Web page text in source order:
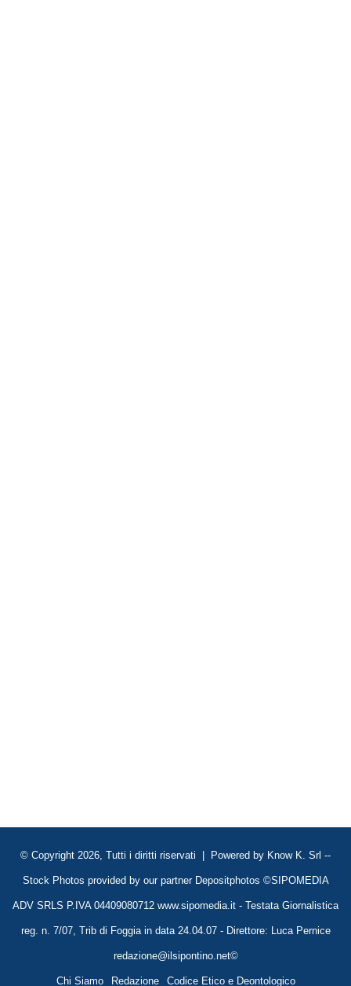
© Copyright 2026, Tutti i diritti riservati | Powered by Know K. Srl --
Stock Photos provided by our partner Depositphotos ©SIPOMEDIA
ADV SRLS P.IVA 04409080712 www.sipomedia.it - Testata Giornalistica
reg. n. 7/07, Trib di Foggia in data 24.04.07 - Direttore: Luca Pernice
redazione@ilsipontino.net©
Chi Siamo Redazione Codice Etico e Deontologico